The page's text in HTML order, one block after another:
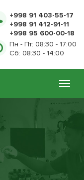
+998 91 403-55-17
+998 91 412-91-11
+998 95 600-00-18
Пн - Пт: 08:30 - 17:00
Сб: 08:30 - 14:00